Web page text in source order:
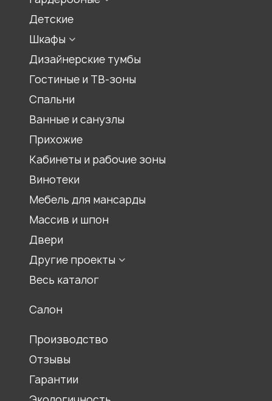
Конфигурации кухонь
Материалы для кухонь
Встроенная гардеробная
Гардеробная комната
Детские
Шкафы
Шкаф для прихожей
Шкаф-купе
Шкаф под лестницей
Шкаф гармошка
Шкаф на балкон
Встроенный шкаф
Шкаф для спальни
Шкаф для гостиной
Дизайнерские тумбы
Гостиные и ТВ-зоны
Спальни
Ванные и санузлы
Прихожие
Кабинеты и рабочие зоны
Винотеки
Мебель для мансарды
Массив и шпон
Двери
Другие проекты
Мебель для храмов
Столы обеденные
Весь каталог
Салон
Производство
Отзывы
Гарантии